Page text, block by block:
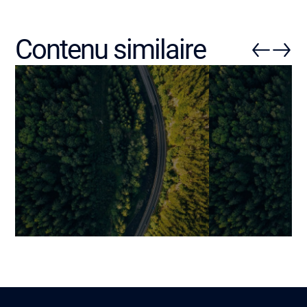
Contenu similaire
levier de fiabilité, conformité
les forces,